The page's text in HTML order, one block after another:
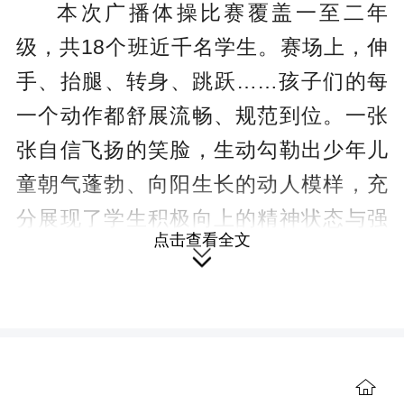
本次广播体操比赛覆盖一至二年
级，共18个班近千名学生。 赛场上，伸
手、抬腿、转身、跳跃……孩子们的每
一个动作都舒展流畅、规范到位。一张
张自信飞扬的笑脸，生动勾勒出少年儿
童朝气蓬勃、向阳生长的动人模样，充
分展现了学生积极向上的精神状态与强
烈的集体荣誉感。
点击查看全文
